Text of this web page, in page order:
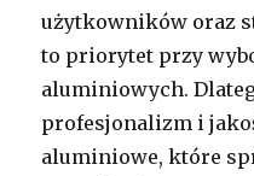
użytkowników oraz
to priorytet przy
aluminiowych.
profesjonalizm i
aluminiowe, które